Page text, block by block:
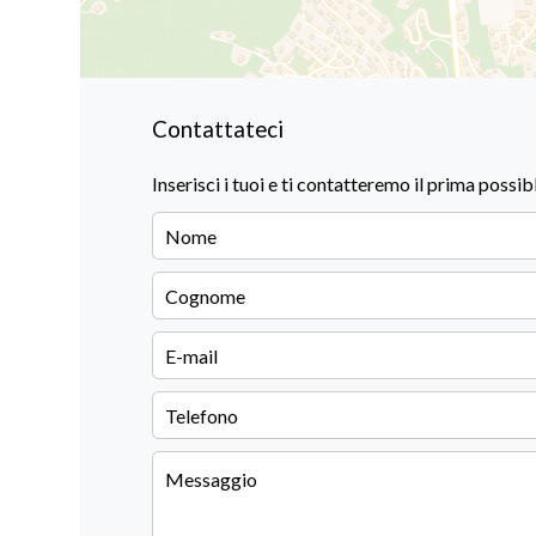
Contattateci
Inserisci i tuoi e ti contatteremo il prima